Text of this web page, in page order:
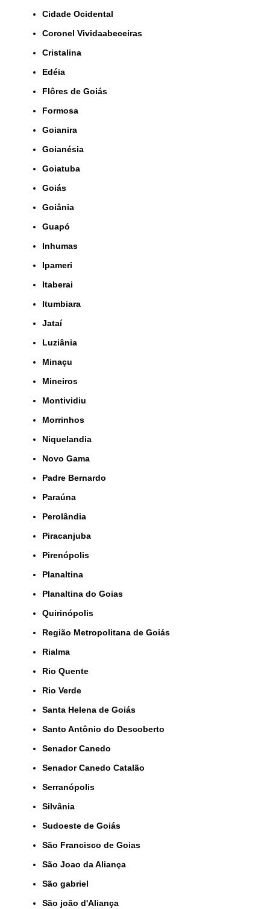
Cidade Ocidental
Coronel Vividaabeceiras
Cristalina
Edéia
Flôres de Goiás
Formosa
Goianira
Goianésia
Goiatuba
Goiás
Goiânia
Guapó
Inhumas
Ipameri
Itaberai
Itumbiara
Jataí
Luziânia
Minaçu
Mineiros
Montividiu
Morrinhos
Niquelandia
Novo Gama
Padre Bernardo
Paraúna
Perolândia
Piracanjuba
Pirenópolis
Planaltina
Planaltina do Goias
Quirinópolis
Região Metropolitana de Goiás
Rialma
Rio Quente
Rio Verde
Santa Helena de Goiás
Santo Antônio do Descoberto
Senador Canedo
Senador Canedo Catalão
Serranópolis
Silvânia
Sudoeste de Goiás
São Francisco de Goias
São Joao da Aliança
São gabriel
São joão d'Aliança